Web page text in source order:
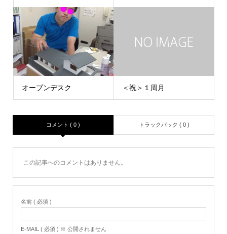
オープンデスク ＜祝＞１周月
コメント ( 0 ) トラックバック ( 0 )
この記事へのコメントはありません。
名前 ( 必須 )
E-MAIL ( 必須 ) ※ 公開されません